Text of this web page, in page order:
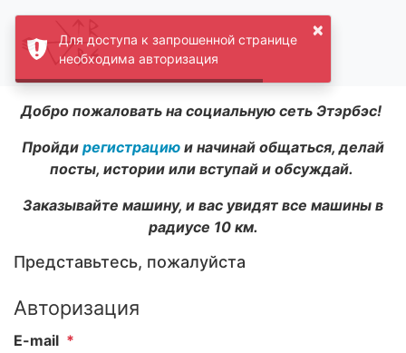
Добро пожаловать на социальную сеть Этэрбэс!
Пройди регистрацию и начинай общаться, делай
посты, истории или вступай и обсуждай.
Заказывайте машину, и вас увидят все машины в
радиусе 10 км.
Представьтесь, пожалуйста
Авторизация
E-mail
×
Для доступа к запрошенной странице
необходима авторизация